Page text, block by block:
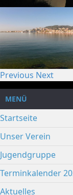
Previous Next
MENÜ
Startseite
Unser Verein
Jugendgruppe
Terminkalender
Aktuelles